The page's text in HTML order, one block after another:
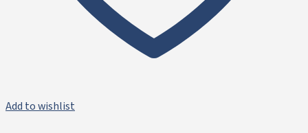
Add to wishlist